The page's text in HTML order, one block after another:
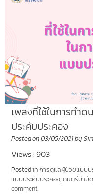
เพลงที่ใช้ในการทำ
ประคับประคอง
Posted on03/05/2021by
Views : 903
Posted inการดูแลผู้ป่วยแบบป
แบบประคับประคอง, ดนตรีบำบัด
comment